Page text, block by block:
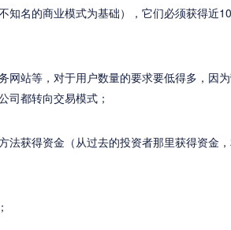
知名的商业模式为基础），它们必须获得近
网站等，对于用户数量的要求要低得多，因
司都转向交易模式；
法获得资金（从过去的投资者那里获得资金